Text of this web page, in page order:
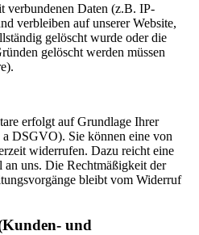
verbundenen Daten (z.B. IP-
verbleiben auf unserer Website,
gelöscht wurde oder die
gelöscht werden müssen
erfolgt auf Grundlage Ihrer
DSGVO). Sie können eine von
widerrufen. Dazu reicht eine
uns. Die Rechtmäßigkeit der
bleibt vom Widerruf
und